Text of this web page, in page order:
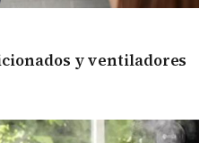
y ventiladores